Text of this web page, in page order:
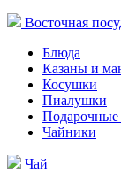
Восточная
Блюда
Казаны и
Косушки
Пиалушки
Чайники
Чай